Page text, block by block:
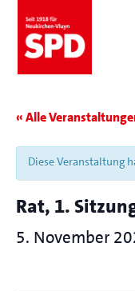
« Alle
Diese Veranstaltung
Rat, 1.
5. November